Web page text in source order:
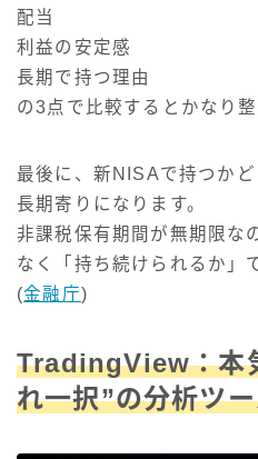
配当
利益の安定感
長期で持つ理由
の3点で比較するとかなり整
最後に、新NISAで持つか
長期寄りになります。
非課税保有期間が無期限な
なく「持ち続けられるか」
(金融庁)
TradingView：本
れ一択”の分析ツ